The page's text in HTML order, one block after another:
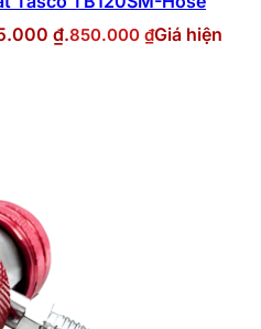
₫.850.000 ₫Giá hiện